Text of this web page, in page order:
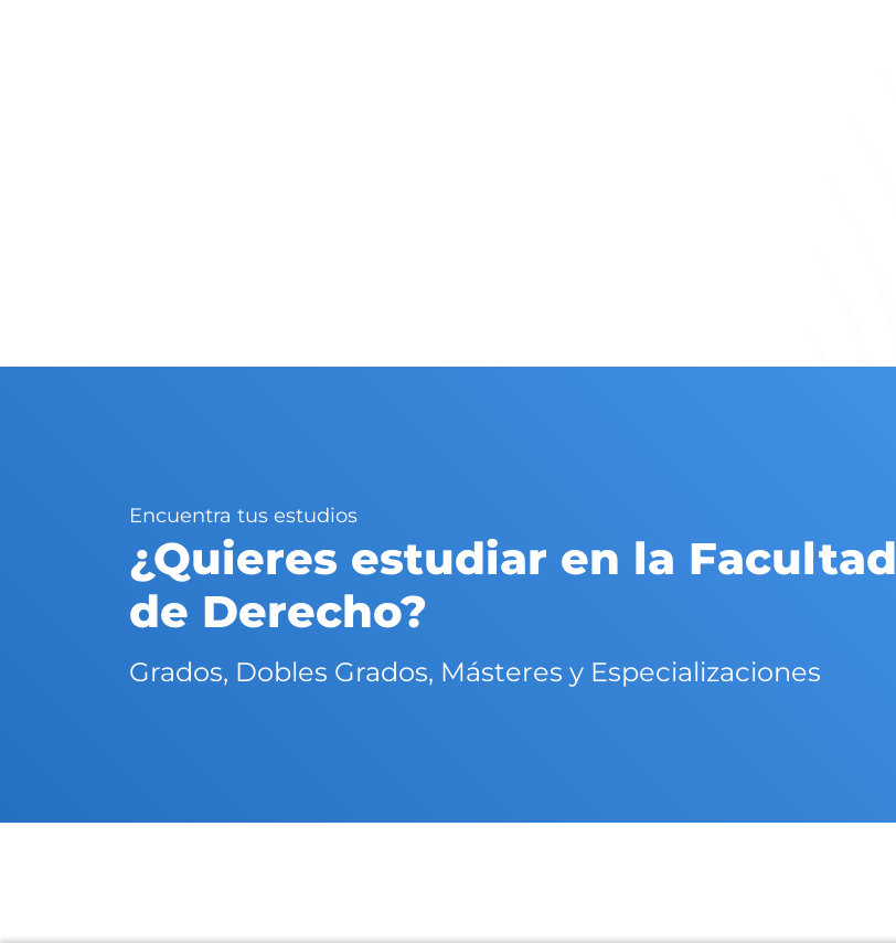
Encuentra tus estudios
¿Quieres estudiar en la Facultad
de Derecho?
Grados, Dobles Grados, Másteres y Especializaciones